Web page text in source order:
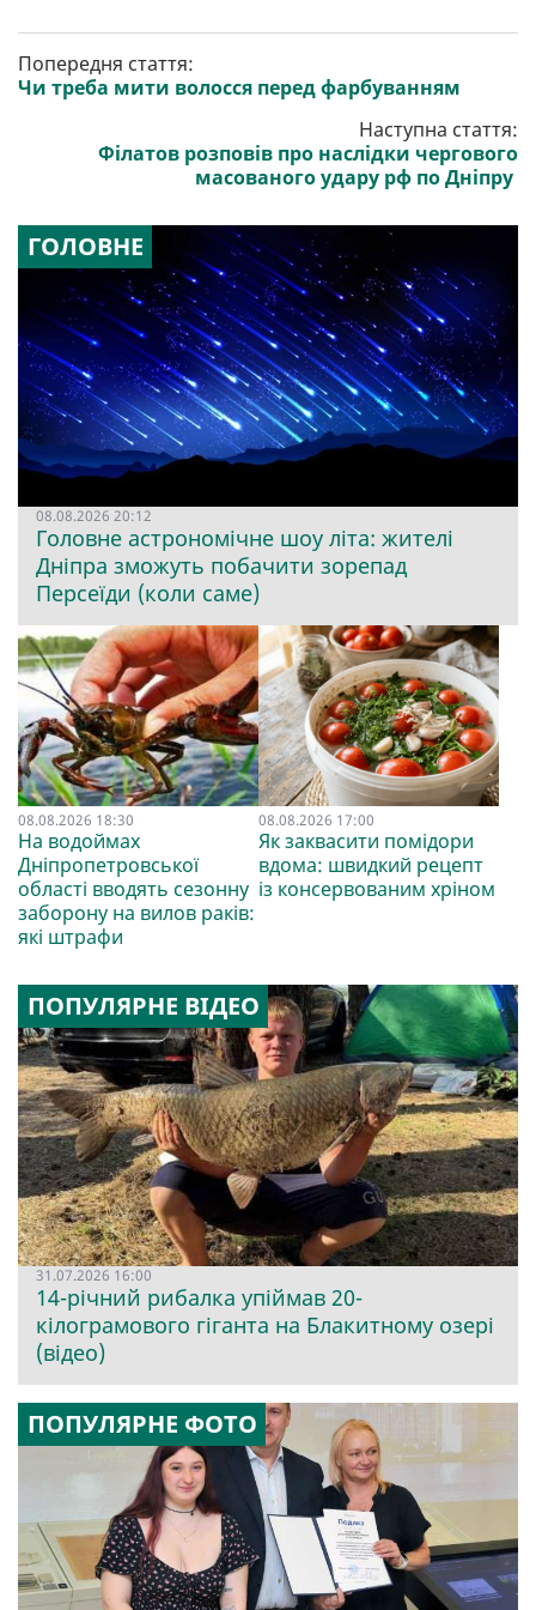
Попередня стаття:
Чи треба мити волосся перед фарбуванням
Наступна стаття:
Філатов розповів про наслідки чергового
масованого удару рф по Дніпру
ГОЛОВНЕ
08.08.2026 20:12
Головне астрономічне шоу літа: жителі
Дніпра зможуть побачити зорепад
Персеїди (коли саме)
08.08.2026 18:30
На водоймах
Дніпропетровської
області вводять сезонну
заборону на вилов раків:
які штрафи
08.08.2026 17:00
Як заквасити помідори
вдома: швидкий рецепт
із консервованим хріном
ПОПУЛЯРНЕ ВІДЕО
31.07.2026 16:00
14-річний рибалка упіймав 20-
кілограмового гіганта на Блакитному озері
(відео)
ПОПУЛЯРНЕ ФОТО